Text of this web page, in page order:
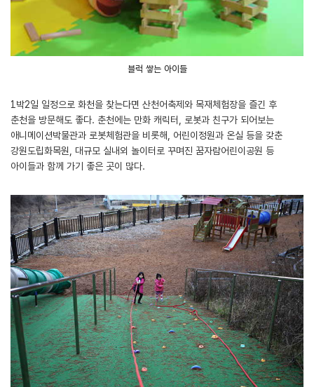
블럭 쌓는 아이들
1박2일 일정으로 화천을 찾는다면 산천어축제와 목재체험장을 즐긴 후
춘천을 방문해도 좋다. 춘천에는 만화 캐릭터, 로봇과 친구가 되어보는
애니메이션박물관과 로봇체험관을 비롯해, 어린이정원과 온실 등을 갖춘
강원도립화목원, 대규모 실내외 놀이터로 꾸며진 꿈자람어린이공원 등
아이들과 함께 가기 좋은 곳이 많다.